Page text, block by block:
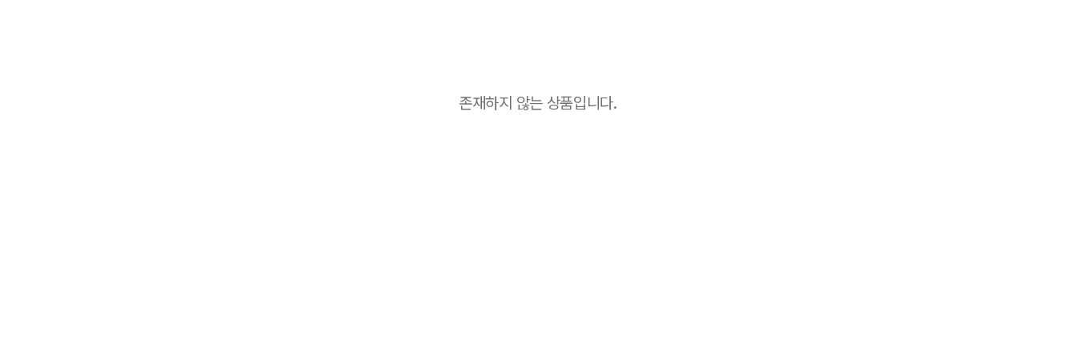
존재하지 않는 상품입니다.